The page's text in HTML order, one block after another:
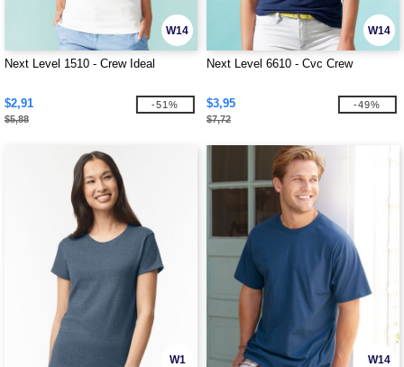
W14
Next Level 1510 - Crew Ideal
$2,91
$5,88
-51%
W14
Next Level 6610 - Cvc Crew
$3,95
$7,72
-49%
W1 W14